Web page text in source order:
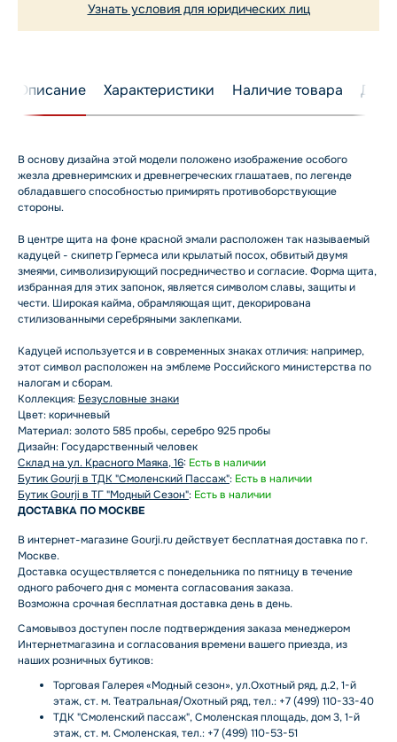
Узнать условия для юридических лиц
Описание Характеристики Наличие товара
В основу дизайна этой модели положено изображение особого
жезла древнеримских и древнегреческих глашатаев, по легенде
обладавшего способностью примирять противоборствующие
стороны.
В центре щита на фоне красной эмали расположен так называемый
кадуцей - скипетр Гермеса или крылатый посох, обвитый двумя
змеями, символизирующий посредничество и согласие. Форма щита,
избранная для этих запонок, является символом славы, защиты и
чести. Широкая кайма, обрамляющая щит, декорирована
стилизованными серебряными заклепками.
Кадуцей используется и в современных знаках отличия: например,
этот символ расположен на эмблеме Российского министерства по
налогам и сборам.
Коллекция: Безусловные знаки
Цвет: коричневый
Материал: золото 585 пробы, серебро 925 пробы
Дизайн: Государственный человек
Склад на ул. Красного Маяка, 16: Есть в наличии
Бутик Gourji в ТДК "Смоленский Пассаж": Есть в наличии
Бутик Gourji в ТГ "Модный Сезон": Есть в наличии
ДОСТАВКА ПО МОСКВЕ
В интернет-магазине Gourji.ru действует бесплатная доставка по г.
Москве.
Доставка осуществляется с понедельника по пятницу в течение
одного рабочего дня с момента согласования заказа.
Возможна срочная бесплатная доставка день в день.
Самовывоз доступен после подтверждения заказа менеджером
Интернетмагазина и согласования времени вашего приезда, из
наших розничных бутиков:
Торговая Галерея «Модный сезон», ул.Охотный ряд, д.2, 1-й
этаж, ст. м. Театральная/Охотный ряд, тел.: +7 (499) 110-33-40
ТДК "Смоленский пассаж", Смоленская площадь, дом 3, 1-й
этаж, ст. м. Смоленская, тел.: +7 (499) 110-53-51